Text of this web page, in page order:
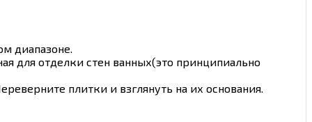
диапазоне.
для отделки стен ванных(это принципиально
плитки и взглянуть на их основания.